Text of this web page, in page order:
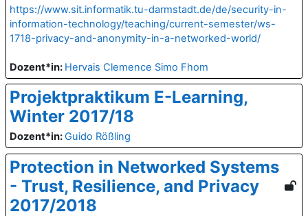
https://www.sit.informatik.tu-darmstadt.de/de/security-in-
information-technology/teaching/current-semester/ws-
1718-privacy-and-anonymity-in-a-networked-world/
Dozent*in: Hervais Clemence Simo Fhom
Projektpraktikum E-Learning,
Winter 2017/18
Dozent*in:Guido Rößling
Protection in Networked Systems
- Trust, Resilience, and Privacy
2017/2018